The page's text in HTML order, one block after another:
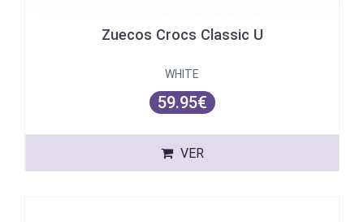
Zuecos Crocs Classic U
WHITE
59.95€
VER